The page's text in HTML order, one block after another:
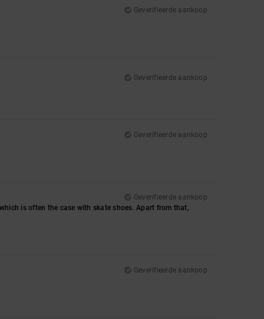
Geverifieerde aankoop
Geverifieerde aankoop
Geverifieerde aankoop
Geverifieerde aankoop
is often the case with skate shoes. Apart from that,
Geverifieerde aankoop